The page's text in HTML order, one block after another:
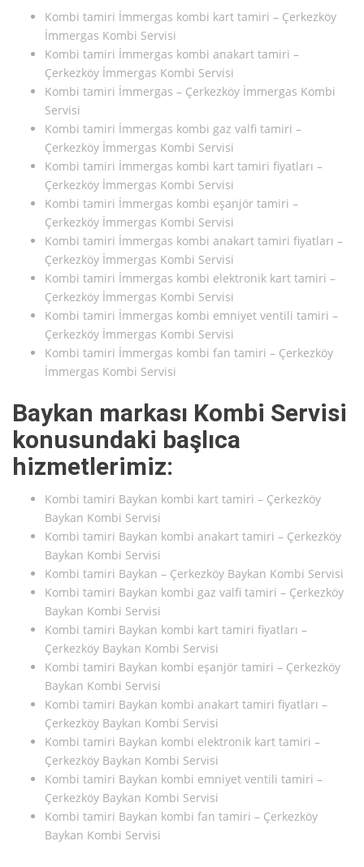
Kombi tamiri İmmergas kombi kart tamiri – Çerkezköy
İmmergas Kombi Servisi
Kombi tamiri İmmergas kombi anakart tamiri –
Çerkezköy İmmergas Kombi Servisi
Kombi tamiri İmmergas – Çerkezköy İmmergas Kombi
Servisi
Kombi tamiri İmmergas kombi gaz valfi tamiri –
Çerkezköy İmmergas Kombi Servisi
Kombi tamiri İmmergas kombi kart tamiri fiyatları –
Çerkezköy İmmergas Kombi Servisi
Kombi tamiri İmmergas kombi eşanjör tamiri –
Çerkezköy İmmergas Kombi Servisi
Kombi tamiri İmmergas kombi anakart tamiri fiyatları –
Çerkezköy İmmergas Kombi Servisi
Kombi tamiri İmmergas kombi elektronik kart tamiri –
Çerkezköy İmmergas Kombi Servisi
Kombi tamiri İmmergas kombi emniyet ventili tamiri –
Çerkezköy İmmergas Kombi Servisi
Kombi tamiri İmmergas kombi fan tamiri – Çerkezköy
İmmergas Kombi Servisi
Baykan markası Kombi Servisi
konusundaki başlıca
hizmetlerimiz:
Kombi tamiri Baykan kombi kart tamiri – Çerkezköy
Baykan Kombi Servisi
Kombi tamiri Baykan kombi anakart tamiri – Çerkezköy
Baykan Kombi Servisi
Kombi tamiri Baykan – Çerkezköy Baykan Kombi Servisi
Kombi tamiri Baykan kombi gaz valfi tamiri – Çerkezköy
Baykan Kombi Servisi
Kombi tamiri Baykan kombi kart tamiri fiyatları –
Çerkezköy Baykan Kombi Servisi
Kombi tamiri Baykan kombi eşanjör tamiri – Çerkezköy
Baykan Kombi Servisi
Kombi tamiri Baykan kombi anakart tamiri fiyatları –
Çerkezköy Baykan Kombi Servisi
Kombi tamiri Baykan kombi elektronik kart tamiri –
Çerkezköy Baykan Kombi Servisi
Kombi tamiri Baykan kombi emniyet ventili tamiri –
Çerkezköy Baykan Kombi Servisi
Kombi tamiri Baykan kombi fan tamiri – Çerkezköy
Baykan Kombi Servisi